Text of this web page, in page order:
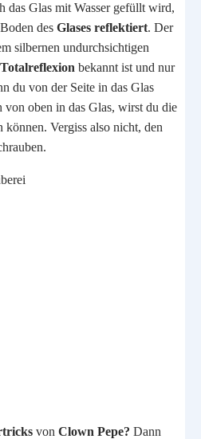
das Glas mit Wasser gefüllt wird,
des Glases reflektiert. Der
silbernen undurchsichtigen
Totalreflexion bekannt ist und nur
du von der Seite in das Glas
von oben in das Glas, wirst du die
Vergiss also nicht, den
von Clown Pepe? Dann